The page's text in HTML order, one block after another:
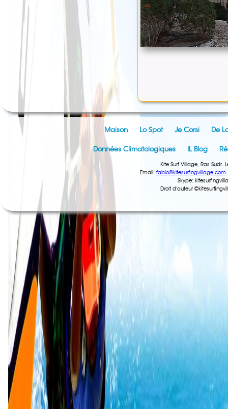
Maison Lo Spot Je Corsi De
Données Climatologiques IL Blog
Kite Surf Village, Ras
Email: fabio@kitesurfingvillage.com
Skype:
Droit d'auteur